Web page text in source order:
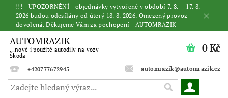
!!! - UPOZORNĚNÍ - objednávky vytvořené v období 7. 8. – 17. 8.
2026 budou odesílány od úterý 18. 8. 2026. Omezený provoz -
dovolená. Děkujeme Vám za pochopení - AUTOMRAZIK
AUTOMRAZIK
...nové i použité autodíly na vozy
Škoda
+420777672945
automrazik@automrazik.cz
0 Kč